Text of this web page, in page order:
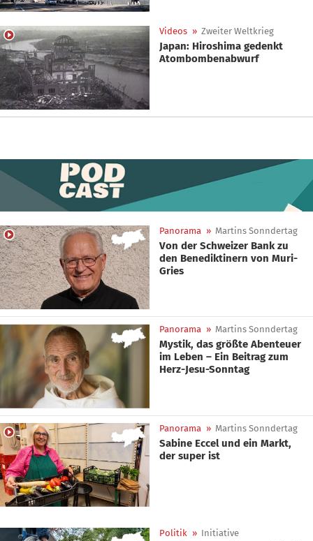
Videos » Zweiter Weltkrieg
Japan: Hiroshima gedenkt
Atombombenabwurf
Panorama » Martins Sonndertag
Von der Schweizer Bank zu
den Benediktinern von Muri-
Gries
Panorama » Martins Sonndertag
Mystik, das größte Abenteuer
im Leben – Ein Beitrag zum
Herz-Jesu-Sonntag
Panorama » Martins Sonndertag
Sabine Eccel und ein Markt,
der super ist
Politik » Initiative